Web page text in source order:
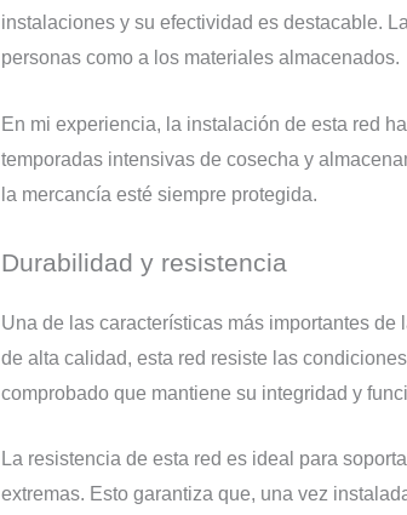
instalaciones y su efectividad es destacable.
personas como a los materiales almacenados.
En mi experiencia, la instalación de esta red
temporadas intensivas de cosecha y
la mercancía esté siempre protegida.
Durabilidad y resistencia
Una de las características más importantes
de alta calidad, esta red resiste las
comprobado que mantiene su integridad y
La resistencia de esta red es ideal para
extremas. Esto garantiza que, una vez